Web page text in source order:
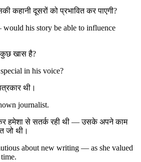
कहानी दूसरों को प्रभावित कर पाएगी?
his story be able to influence
खास है?
in his voice?
थी।
journalist.
हमेशा से सतर्क रही थी — उसके अपने काम
जो थी।
about new writing — as she valued